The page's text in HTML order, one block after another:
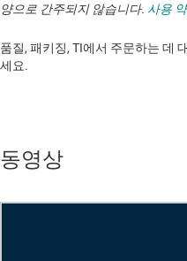
양으로 간주되지 않습니다. 사용
품질, 패키징, TI에서 주문하는 데
세요. ​​​​​​​​​​​​​​
동영상